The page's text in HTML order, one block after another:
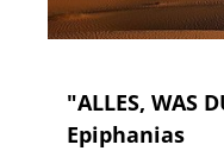
"ALLES, WAS
Epiphanias